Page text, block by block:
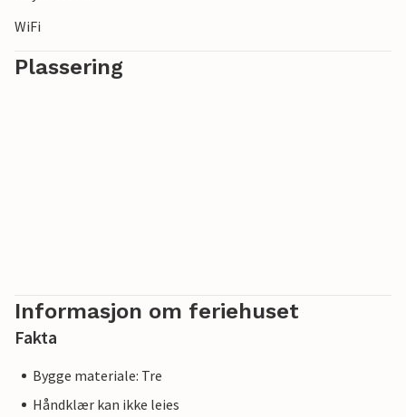
WiFi
Plassering
Informasjon om feriehuset
Fakta
Bygge materiale: Tre
Håndklær kan ikke leies